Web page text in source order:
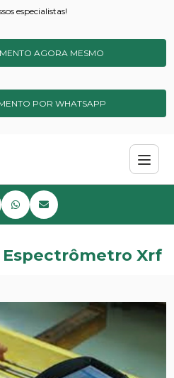
especialistas!
AGORA MESMO
POR WHATSAPP
xrf
Xrf